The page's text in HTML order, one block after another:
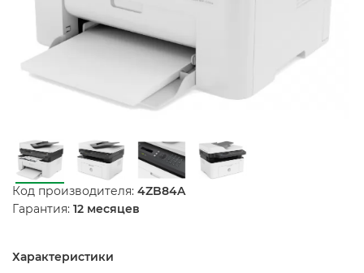
Код производителя: 4ZB84A
Гарантия: 12 месяцев
Характеристики